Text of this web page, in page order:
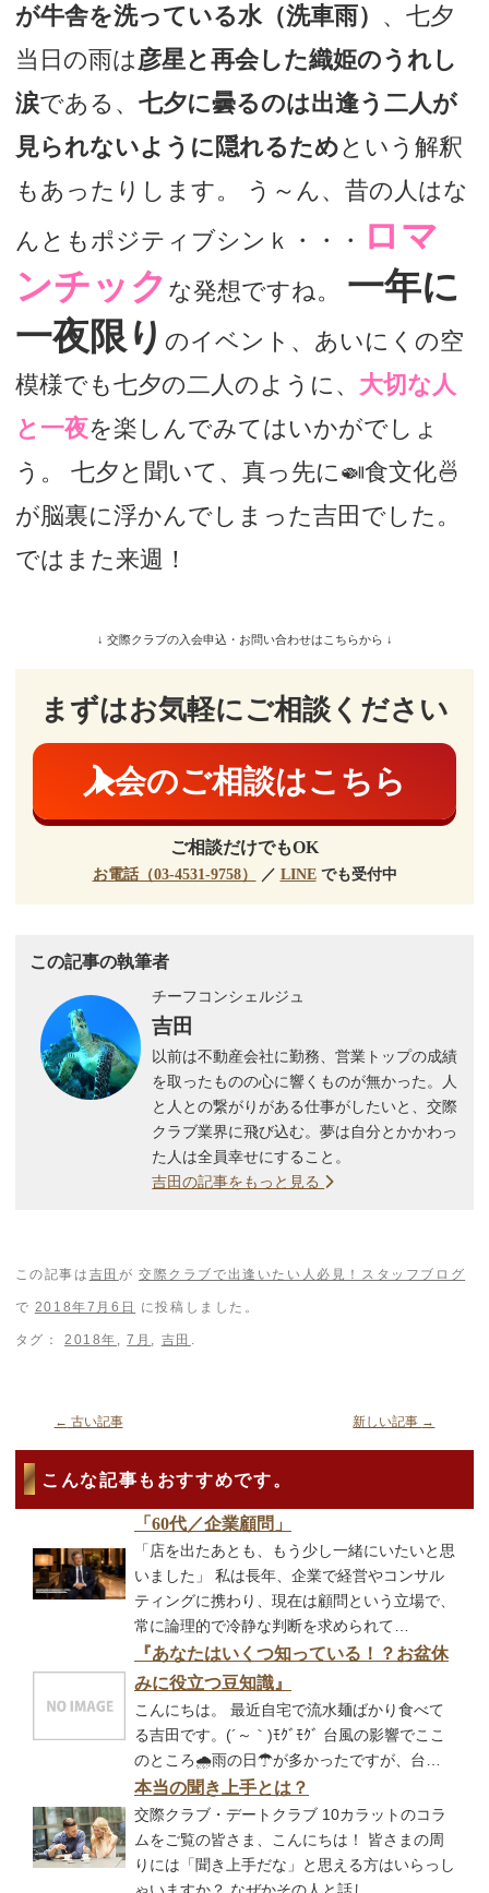
が牛舎を洗っている水（洗車雨） 、七夕
当日の雨は 彦星と再会した織姫のうれし
涙である、 七夕に曇るのは出逢う二人が
見られないように隠れるためという解釈
もあったりします。 う～ん、昔の人はな
んともポジティブシンｋ・・・ ロマ
ンチック な発想ですね。 一年に
一夜限り のイベント、あいにくの空
模様でも七夕の二人のように、 大切な人
と一夜を楽しんでみてはいかがでしょ
う。 七夕と聞いて、真っ先に🍛食文化🍜
が脳裏に浮かんでしまった吉田でした。
ではまた来週！
↓ 交際クラブの入会申込・お問い合わせはこちらから ↓
まずはお気軽にご相談ください
入会のご相談はこちら
ご相談だけでもOK
お電話（03-4531-9758） ／ LINEでも受付中
この記事の執筆者
チーフコンシェルジュ
吉田
以前は不動産会社に勤務、営業トップの成績
を取ったものの心に響くものが無かった。人
と人との繋がりがある仕事がしたいと、交際
クラブ業界に飛び込む。夢は自分とかかわっ
た人は全員幸せにすること。
吉田の記事をもっと見る
この記事は 吉田 が 交際クラブで出逢いたい人必見！スタッフブログ
で 2018年7月6日 に投稿しました。
タグ： 2018年 ,7月 , 吉田 .
← 古い記事 新しい記事 →
こんな記事もおすすめです。
「60代／企業顧問」
「店を出たあとも、もう少し一緒にいたいと思
いました」 私は長年、企業で経営やコンサル
ティングに携わり、現在は顧問という立場で、
常に論理的で冷静な判断を求められて…
『あなたはいくつ知っている！？お盆休
みに役立つ豆知識』
こんにちは。 最近自宅で流水麺ばかり食べて
る吉田です。(´～｀)ﾓｸﾞﾓｸﾞ 台風の影響でここ
のところ🌧雨の日☂が多かったですが、台…
本当の聞き上手とは？
交際クラブ・デートクラブ 10カラットのコラ
ムをご覧の皆さま、こんにちは！ 皆さまの周
りには「聞き上手だな」と思える方はいらっし